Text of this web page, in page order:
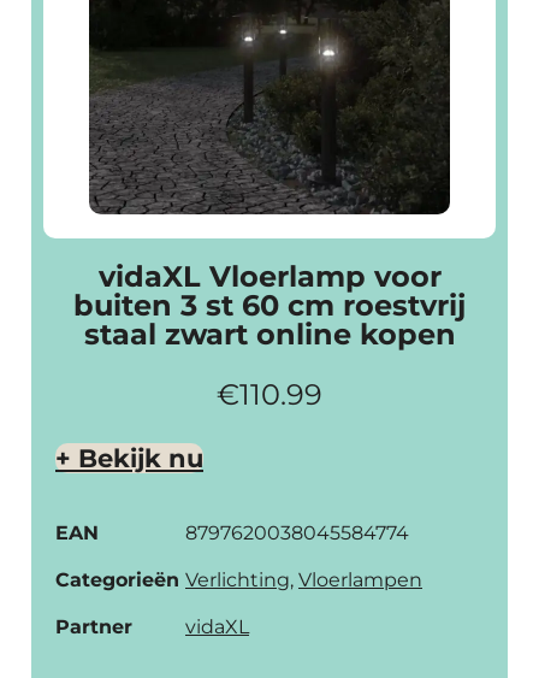
vidaXL Vloerlamp voor
buiten 3 st 60 cm roestvrij
staal zwart online kopen
€110.99
+ Bekijk nu
EAN 8797620038045584774
Categorieën Verlichting, Vloerlampen
Partner vidaXL